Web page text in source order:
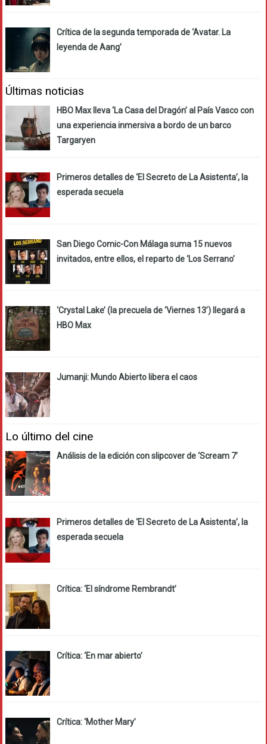
Crítica de la segunda temporada de ‘Avatar. La
leyenda de Aang’
Últimas noticias
HBO Max lleva ‘La Casa del Dragón’ al País Vasco con
una experiencia inmersiva a bordo de un barco
Targaryen
Primeros detalles de ‘El Secreto de La Asistenta’, la
esperada secuela
San Diego Comic-Con Málaga suma 15 nuevos
invitados, entre ellos, el reparto de ‘Los Serrano’
‘Crystal Lake’ (la precuela de ‘Viernes 13’) llegará a
HBO Max
Jumanji: Mundo Abierto libera el caos
Lo último del cine
Análisis de la edición con slipcover de ‘Scream 7’
Primeros detalles de ‘El Secreto de La Asistenta’, la
esperada secuela
Crítica: ‘El síndrome Rembrandt’
Crítica: ‘En mar abierto’
Crítica: ‘Mother Mary’